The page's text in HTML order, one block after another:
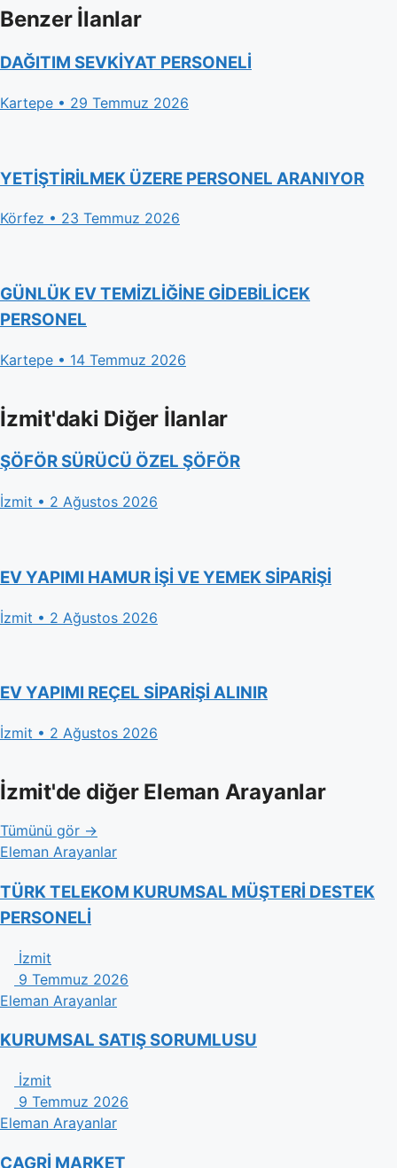
Benzer İlanlar
DAĞITIM SEVKİYAT PERSONELİ
Kartepe • 29 Temmuz 2026
YETİŞTİRİLMEK ÜZERE PERSONEL ARANIYOR
Körfez • 23 Temmuz 2026
GÜNLÜK EV TEMİZLİĞİNE GİDEBİLİCEK
PERSONEL
Kartepe • 14 Temmuz 2026
İzmit'daki Diğer İlanlar
ŞÖFÖR SÜRÜCÜ ÖZEL ŞÖFÖR
İzmit • 2 Ağustos 2026
EV YAPIMI HAMUR İŞİ VE YEMEK SİPARİŞİ
İzmit • 2 Ağustos 2026
EV YAPIMI REÇEL SİPARİŞİ ALINIR
İzmit • 2 Ağustos 2026
İzmit'de diğer Eleman Arayanlar
Tümünü gör →
Eleman Arayanlar
TÜRK TELEKOM KURUMSAL MÜŞTERİ DESTEK
PERSONELİ
İzmit
9 Temmuz 2026
Eleman Arayanlar
KURUMSAL SATIŞ SORUMLUSU
İzmit
9 Temmuz 2026
Eleman Arayanlar
CAGRİ MARKET